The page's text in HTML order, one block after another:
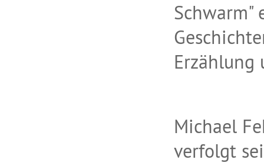
Schwarm"
Erzählung
Michael
verfolgt